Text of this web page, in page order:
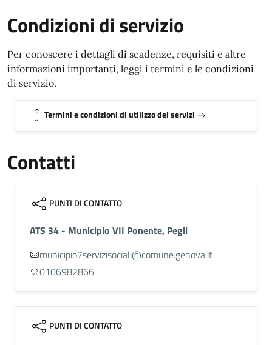
Condizioni di servizio
Per conoscere i dettagli di scadenze, requisiti e altre
informazioni importanti, leggi i termini e le condizioni
di servizio.
Termini e condizioni di utilizzo dei servizi
Contatti
PUNTI DI CONTATTO
ATS 34 - Municipio VII Ponente, Pegli
municipio7servizisociali@comune.genova.it
0106982866
PUNTI DI CONTATTO